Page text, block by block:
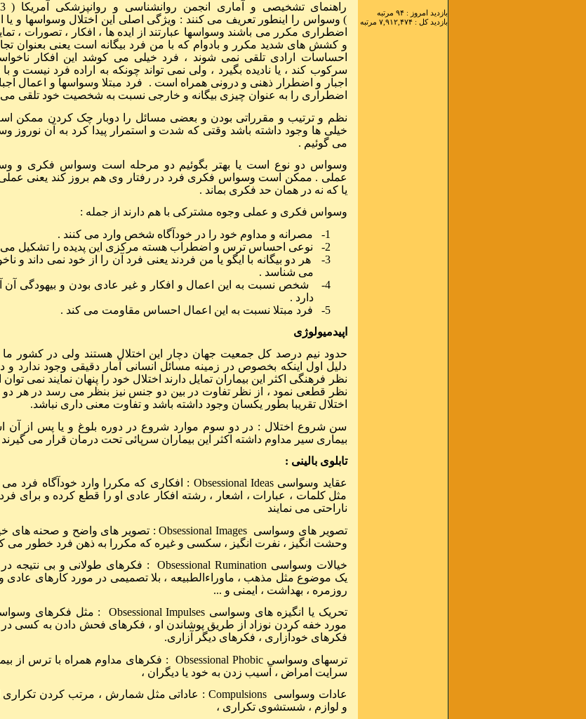
در
.
:
بازديد امروز : ۹۴ مرتبه
بازديد کل : ۷,۹۱۲,۴۷۴ مرتبه
راهنمای تشخیصی و آماری انجمن روانشناسی و روانپزشکی آمریکا (
) وسواس را اینطور تعریف می کنند : ویژگی اصلی این اختلال وسواسها و یا
اضطراری مکرر می باشند وسواسها عبارتند از ایده ها ، افکار ، تصورات ،
و کشش های شدید مکرر و بادوام که با من فرد بیگانه است یعنی بعنوان
احساسات ارادی تلقی نمی شوند ، فرد خیلی می کوشد این افکار
سرکوب کند ، یا نادیده بگیرد ، ولی نمی تواند چونکه به اراده فرد نیست و
اجبار و اضطرار ذهنی و درونی همراه است . فرد مبتلا وسواسها و اعمال
اضطراری را به عنوان چیزی بیگانه و خارجی نسبت به شخصیت خود تلقی می
نظم و ترتیب و مقرراتی بودن و بعضی مسائل را دوبار چک کردن ممکن
خیلی ها وجود داشته باشد وقتی که شدت و استمرار پیدا کرد به آن نوروز
می گوئیم .
وسواس دو نوع است یا بهتر بگوئیم دو مرحله است وسواس فکری و
عملی . ممکن است وسواس فکری فرد در رفتار وی هم بروز کند یعنی
یا که نه در همان حد فکری بماند .
وسواس فکری و عملی وجوه مشترکی با هم دارند از جمله :
1-
مصرانه و مداوم خود را در خودآگاه شخص وارد می کنند .
2-
نوعی احساس ترس و اضطراب هسته مرکزی این پدیده را تشکیل می
3-
هر دو بیگانه با ایگو یا من فردند یعنی فرد آن را از خود نمی داند و
می شناسد .
4-
شخص نسبت به این اعمال و افکار و غیر عادی بودن و بیهودگی آن
دارد .
5-
فرد مبتلا نسبت به این اعمال احساس مقاومت می کند .
اپیدمیولوژی
حدود نیم درصد کل جمعیت جهان دچار این اختلال هستند ولی در کشور ما
دلیل اول اینکه بخصوص در زمینه مسائل انسانی آمار دقیقی وجود ندارد و
نظر فرهنگی اکثر این بیماران تمایل دارند اختلال خود را پنهان نمایند نمی توان
نظر قطعی نمود ، از نظر تفاوت در بین دو جنس نیز بنظر می رسد در هر
اختلال تقریبا بطور یکسان وجود داشته باشد و تفاوت معنی داری نباشد.
سن شروع اختلال : در دو سوم موارد شروع در دوره بلوغ و یا پس از آن
بیماری سیر مداوم داشته اکثر این بیماران سرپائی تحت درمان قرار می گیرند
تابلوی بالینی :
عقاید وسواسیObsessional Ideas : افکاری که مکررا وارد خودآگاه فرد
مثل کلمات ، عبارات ، اشعار ، رشته افکار عادی او را قطع کرده و برای فرد
ناراحتی می نمایند
تصویر های وسواسیObsessional Images : تصویر های واضح و صحنه های
وحشت انگیز ، نفرت انگیز ، سکسی و غیره که مکررا به ذهن فرد خطور می
خیالات وسواسی Obsessional Rumination
: فکرهای طولانی و بی نتیجه
یک موضوع مثل مذهب ، ماوراءالطبیعه ، بلا تصمیمی در مورد کارهای عادی و
روزمره ، بهداشت ، ایمنی و ...
تحریک یا انگیزه های وسواسی Obsessional Impulses
: مثل فکرهای
مورد خفه کردن نوزاد از طریق پوشاندن او ، فکرهای فحش دادن به کسی در
فکرهای خودآزاری ، فکرهای دیگر آزاری.
ترسهای وسواسیObsessional Phobic
: فکرهای مداوم همراه با ترس از
سرایت امراض ، آسیب زدن به خود یا دیگران ،
عادات وسواسی
Compulsions : عاداتی مثل شمارش ، مرتب کردن تکراری
و لوازم ، شستشوی تکراری ،